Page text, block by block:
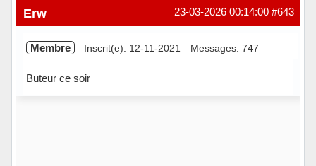
Hors ligne #643
23-03-2026 00:14:00
Erw
Membre Inscrit(e): 12-11-2021 Messages: 747
Buteur ce soir